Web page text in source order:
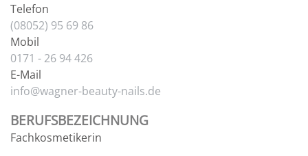
Telefon
(08052) 95 69 86
Mobil
0171 - 26 94 426
E-Mail
info@wagner-beauty-nails.de
BERUFSBEZEICHNUNG
Fachkosmetikerin